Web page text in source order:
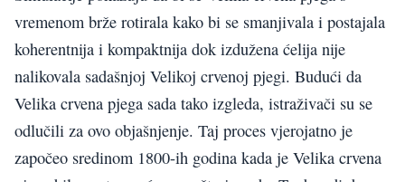
vremenom brže rotirala kako bi se smanjivala i postajala
koherentnija i kompaktnija dok izdužena ćelija nije
nalikovala sadašnjoj Velikoj crvenoj pjegi. Budući da
Velika crvena pjega sada tako izgleda, istraživači su se
odlučili za ovo objašnjenje. Taj proces vjerojatno je
započeo sredinom 1800-ih godina kada je Velika crvena